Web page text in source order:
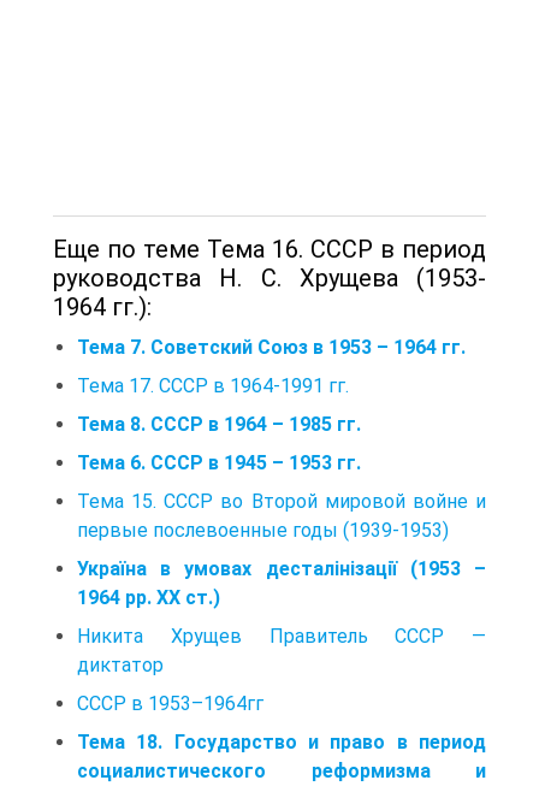
Еще по теме Тема 16. СССР в период
руководства Н. С. Хрущева (1953-
1964 гг.):
Тема 7. Советский Союз в 1953 – 1964 гг.
Тема 17. СССР в 1964-1991 гг.
Тема 8. СССР в 1964 – 1985 гг.
Тема 6. СССР в 1945 – 1953 гг.
Тема 15. СССР во Второй мировой войне и
первые послевоенные годы (1939-1953)
Україна в умовах десталінізації (1953 –
1964 рр. XX ст.)
Никита Хрущев Правитель СССР —
диктатор
СССР в 1953–1964гг
Тема 18. Государство и право в период
социалистического реформизма и